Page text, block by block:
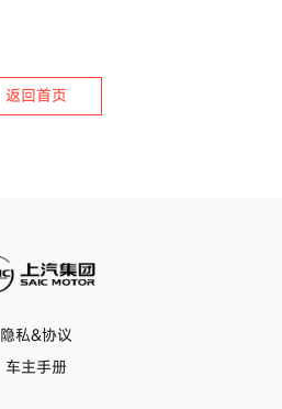
返回首页
隐私&协议
车主手册